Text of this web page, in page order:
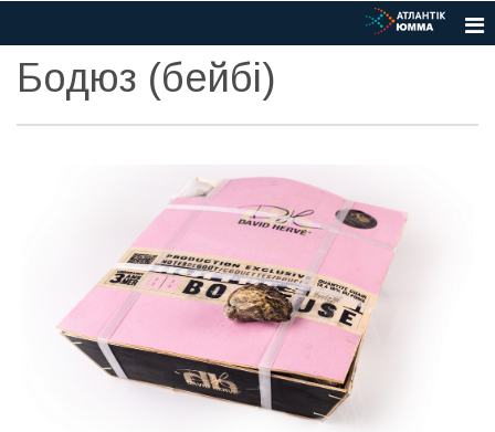
Бодюз (бейбі)